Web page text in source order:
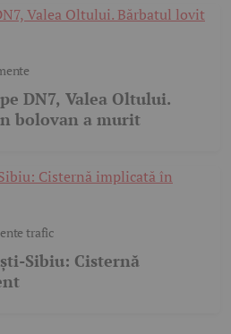
DN7, Valea Oltului.
bolovan a murit
trafic
Sibiu: Cisternă